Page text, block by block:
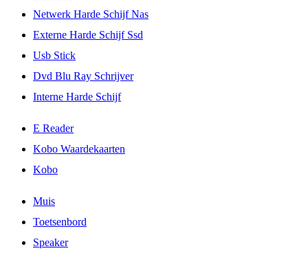
Netwerk Harde Schijf Nas
Externe Harde Schijf Ssd
Usb Stick
Dvd Blu Ray Schrijver
Interne Harde Schijf
E Reader
Kobo Waardekaarten
Kobo
Muis
Toetsenbord
Speaker